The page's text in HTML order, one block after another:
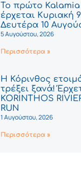
Το πρώτο
έρχεται Κυριακή
Δευτέρα 10
5 Αυγούστου, 2026
Περισσότερα »
Η Κόρινθος
τρέξει ξανά!
KORINTHOS
RUN
1 Αυγούστου, 2026
Περισσότερα »